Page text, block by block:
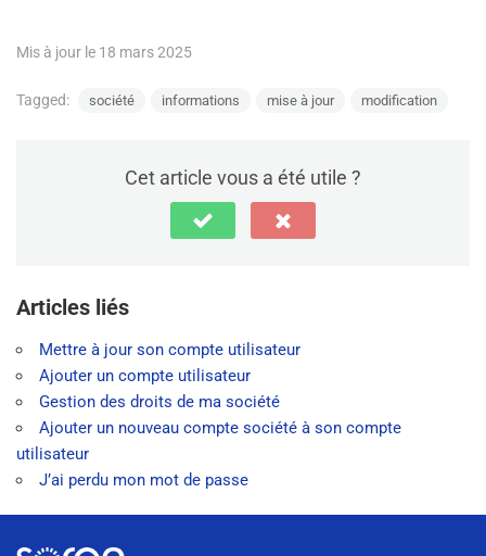
Mis à jour le 18 mars 2025
Tagged: société informations mise à jour modification
Cet article vous a été utile ?
Articles liés
Mettre à jour son compte utilisateur
Ajouter un compte utilisateur
Gestion des droits de ma société
Ajouter un nouveau compte société à son compte
utilisateur
J’ai perdu mon mot de passe